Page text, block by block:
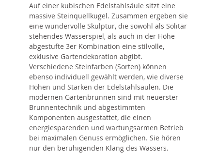
Auf einer kubischen Edelstahlsäule sitzt eine
massive Steinquellkugel. Zusammen ergeben sie
eine wundervolle Skulptur, die sowohl als Solitär
stehendes Wasserspiel, als auch in der Höhe
abgestufte 3er Kombination eine stilvolle,
exklusive Gartendekoration abgibt.
Verschiedene Steinfarben (Sorten) können
ebenso individuell gewählt werden, wie diverse
Höhen und Stärken der Edelstahlsäulen. Die
modernen Gartenbrunnen sind mit neuerster
Brunnentechnik und abgestimmten
Komponenten ausgestattet, die einen
energiesparenden und wartungsarmen Betrieb
bei maximalen Genuss ermöglichen. Sie hören
nur den beruhigenden Klang des Wassers.